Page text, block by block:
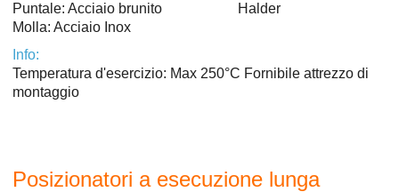
Puntale: Acciaio brunito
Molla: Acciaio Inox
Halder
Info:
Temperatura d'esercizio: Max 250°C Fornibile attrezzo di
montaggio
Posizionatori a esecuzione lunga